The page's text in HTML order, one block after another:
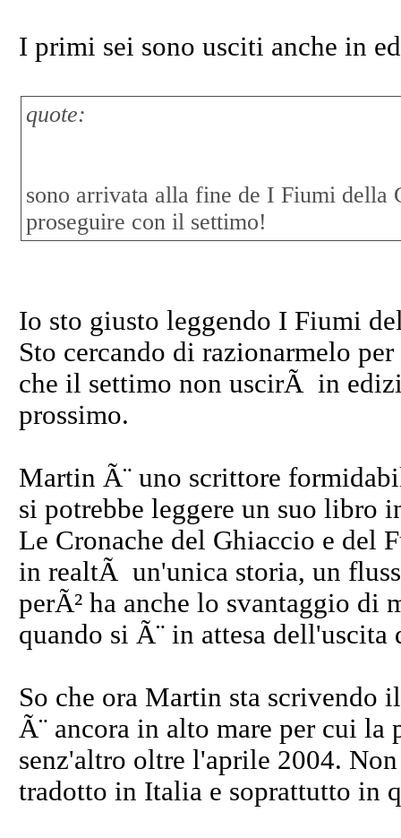
I primi sei sono usciti anche in
quote:
sono arrivata alla fine de I Fiumi della
proseguire con il settimo!
Io sto giusto leggendo I Fiumi
Sto cercando di razionarmelo
che il settimo non uscirÃ in
prossimo.
Martin Ã¨ uno scrittore
si potrebbe leggere un suo libro
Le Cronache del Ghiaccio e del
in realtÃ un'unica storia, un
perÃ² ha anche lo svantaggio di
quando si Ã¨ in attesa dell'uscita
So che ora Martin sta scrivendo
Ã¨ ancora in alto mare per cui
senz'altro oltre l'aprile 2004.
tradotto in Italia e soprattutto in